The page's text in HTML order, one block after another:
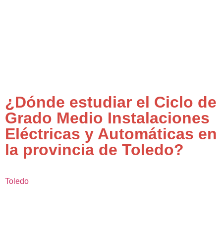
¿Dónde estudiar el Ciclo de
Grado Medio Instalaciones
Eléctricas y Automáticas en
la provincia de Toledo?
Toledo